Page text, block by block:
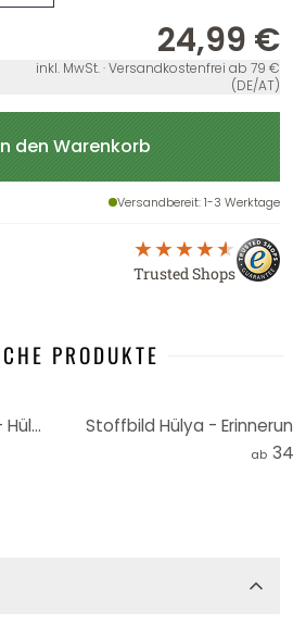
24,99 €
inkl. MwSt. · Versandkostenfrei ab 79 €
(DE/AT)
den Warenkorb
Versandbereit: 1-3 Werktage
Trusted Shops
PRODUKTE
Stoffbild Frauenporträt - Flüsterndes Herz Panorama - Hülya
Stoffbild Hülya -
ab